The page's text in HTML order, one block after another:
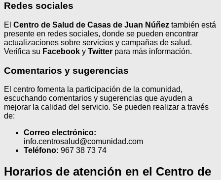
Redes sociales
El Centro de Salud de Casas de Juan Núñez también está
presente en redes sociales, donde se pueden encontrar
actualizaciones sobre servicios y campañas de salud.
Verifica su Facebook y Twitter para más información.
Comentarios y sugerencias
El centro fomenta la participación de la comunidad,
escuchando comentarios y sugerencias que ayuden a
mejorar la calidad del servicio. Se pueden realizar a través
de:
Correo electrónico:
info.centrosalud@comunidad.com
Teléfono: 967 38 73 74
Horarios de atención en el Centro de